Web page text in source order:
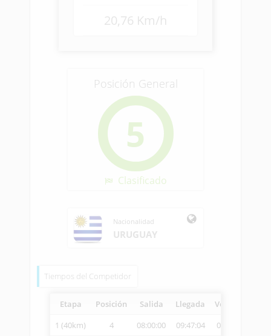
20,76 Km/h
Posición General
5
Clasificado
Nacionalidad
URUGUAY
Tiempos del Competidor
Etapa Posición Salida Llegada Vetcheck
1 (40km)
4 08:00:00 09:47:04 09:50:53